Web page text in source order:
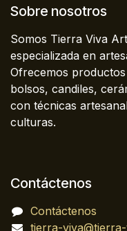
Sobre nosotros
Somos Tierra Viva
especializada en
Ofrecemos
bolsos, candiles,
con técnicas
culturas.
Contáctenos
Contáctenos
tierra-